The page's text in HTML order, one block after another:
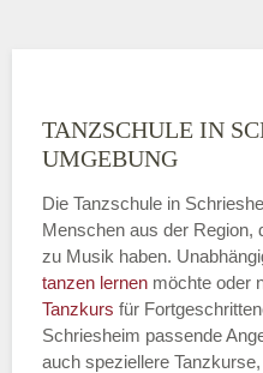
TANZSCHULE IN
UMGEBUNG
Die Tanzschule in
Menschen aus der Region,
zu Musik haben.
tanzen lernen möchte oder
Tanzkurs für
Schriesheim passende
auch speziellere